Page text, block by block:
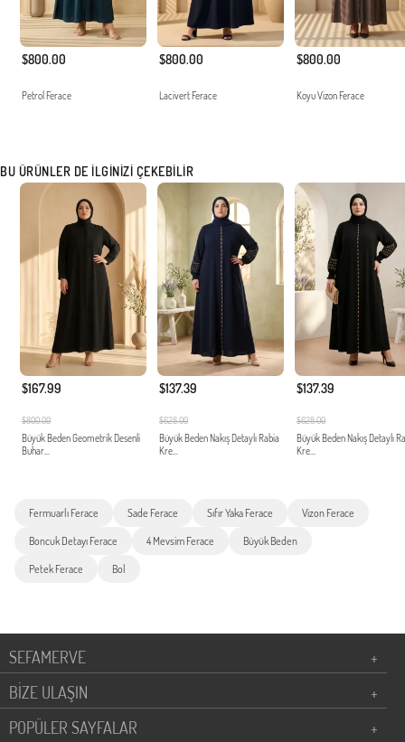
$800.00
Petrol Ferace
$800.00
Lacivert Ferace
$800.00
Koyu Vizon Ferace
BU ÜRÜNLER DE İLGINIZI ÇEKEBILIR
$167.99
$800.00
Büyük Beden Geometrik Desenli
Buhar...
$137.39
$628.00
Büyük Beden Nakış Detaylı Rabia
Kre...
$137.39
$628.00
Büyük Beden Nakış Detaylı
Kre...
Fermuarlı Ferace Sade Ferace Sıfır Yaka Ferace Vizon Ferace
Boncuk Detayı Ferace 4 Mevsim Ferace Büyük Beden
Petek Ferace Bol
SEFAMERVE
+
BİZE ULAŞIN
+
POPÜLER SAYFALAR
+